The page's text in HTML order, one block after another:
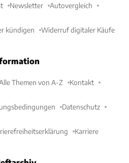
Newsletter Autovergleich
kündigen Widerruf digitaler Käufe
Themen von A-Z Kontakt
Datenschutz
Karriere